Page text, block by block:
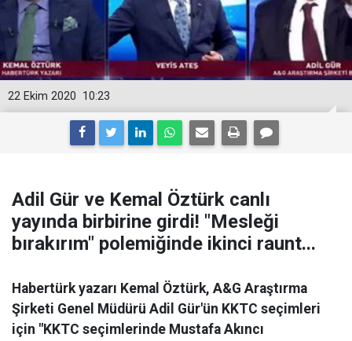
10:23
22 Ekim 2020
Adil Gür ve Kemal Öztürk canlı
yayında birbirine girdi! "Mesleği
bırakırım" polemiğinde ikinci raunt...
Habertürk yazarı Kemal Öztürk, A&G Araştırma
Şirketi Genel Müdürü Adil Gür'ün KKTC seçimleri
için "KKTC seçimlerinde Mustafa Akıncı